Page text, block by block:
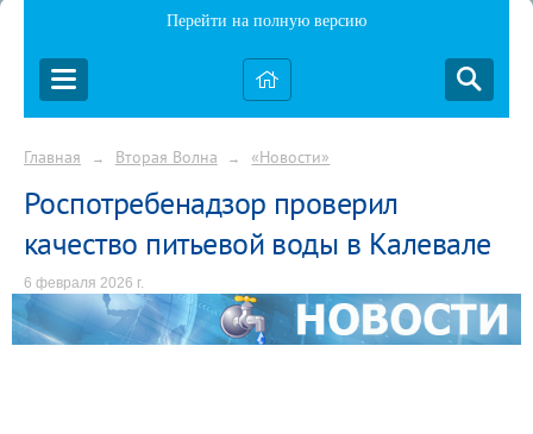
Перейти на полную версию
Главная → Вторая Волна → «Новости»
Роспотребенадзор проверил
качество питьевой воды в Калевале
6 февраля 2026 г.